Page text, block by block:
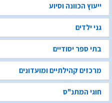
ייעוץ הכוונה וסיוע
גני ילדים
בתי ספר יסודיים
מרכזים קהילתיים ומועדונים
חוגי המתנ"ס